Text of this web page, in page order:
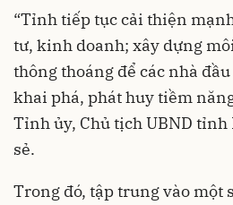
“Tỉnh tiếp tục cải thiện
tư, kinh doanh; xây dựng
thông thoáng để các nhà
khai phá, phát huy tiềm
Tỉnh ủy, Chủ tịch UBND tỉnh
sẻ.
Trong đó, tập trung vào một